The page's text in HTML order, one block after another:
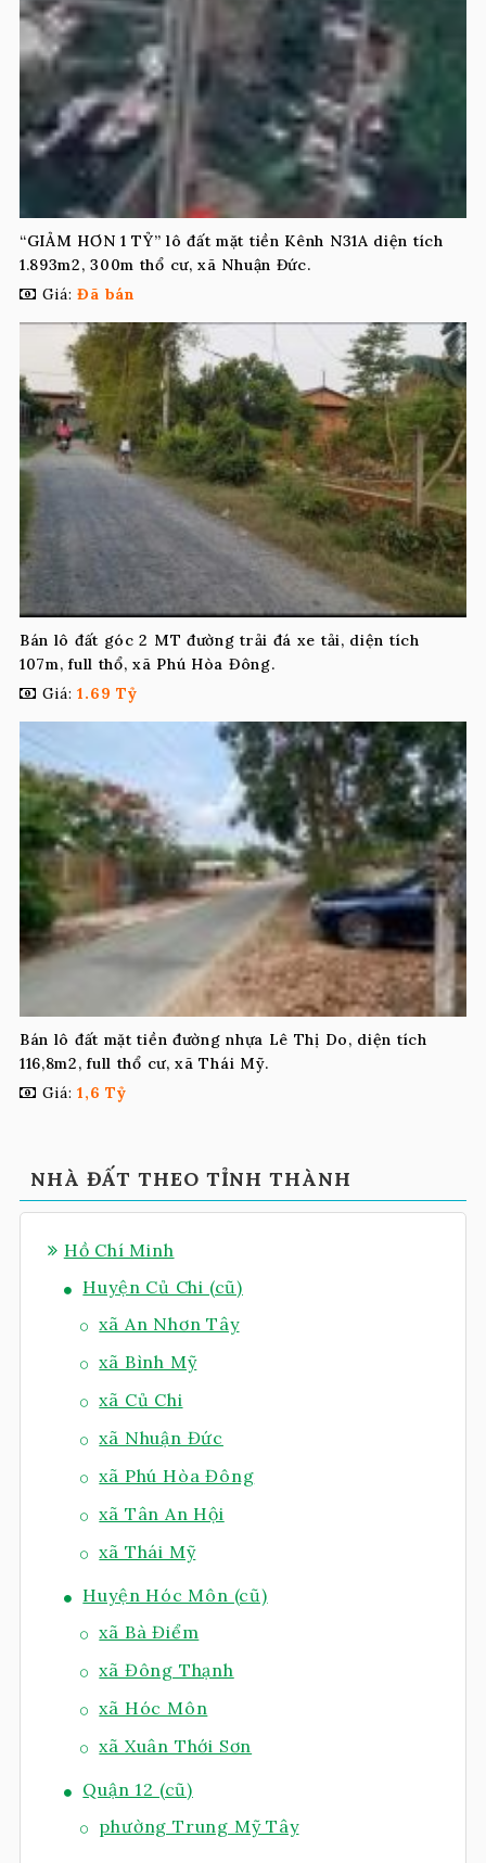
“GIẢM HƠN 1 TỶ” lô đất mặt tiền Kênh N31A diện tích
1.893m2, 300m thổ cư, xã Nhuận Đức.
Giá: Đã bán
Bán lô đất góc 2 MT đường trải đá xe tải, diện tích
107m, full thổ, xã Phú Hòa Đông.
Giá: 1.69 Tỷ
Bán lô đất mặt tiền đường nhựa Lê Thị Do, diện tích
116,8m2, full thổ cư, xã Thái Mỹ.
Giá: 1,6 Tỷ
NHÀ ĐẤT THEO TỈNH THÀNH
Hồ Chí Minh
Huyện Củ Chi (cũ)
xã An Nhơn Tây
xã Bình Mỹ
xã Củ Chi
xã Nhuận Đức
xã Phú Hòa Đông
xã Tân An Hội
xã Thái Mỹ
Huyện Hóc Môn (cũ)
xã Bà Điểm
xã Đông Thạnh
xã Hóc Môn
xã Xuân Thới Sơn
Quận 12 (cũ)
phường Trung Mỹ Tây